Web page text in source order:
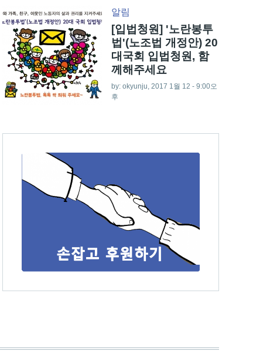
알림
[입법청원] '노란봉투
법'(노조법 개정안) 20
대국회 입법청원, 함
께해주세요
by: okyunju, 2017 1월 12 - 9:00오
후